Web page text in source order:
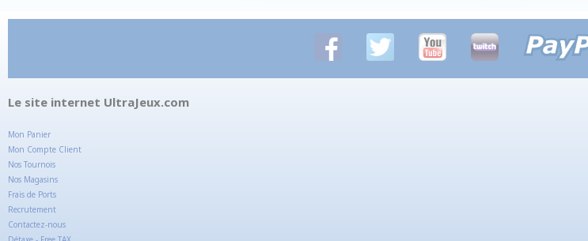
Le site internet UltraJeux.com
Mon Panier
Mon Compte Client
Nos Tournois
Nos Magasins
Frais de Ports
Recrutement
Contactez-nous